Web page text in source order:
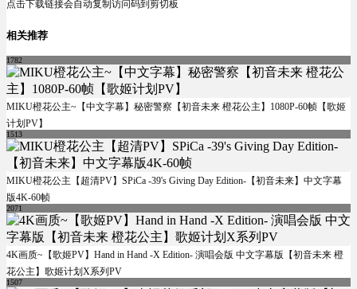
点击下载链接会自动复制访问码到剪切板
相关推荐
1782
MIKU橙花公主~【中文字幕】秘密警察【初音未来 橙花公主】1080P-60帧【歌姬
计划PV】
1513
MIKU橙花公主【超清PV】SPiCa -39's Giving Day Edition-【初音未来】中文字幕
版4K-60帧
2071
4K画质~【歌姬PV】Hand in Hand -X Edition- 演唱会版 中文字幕版【初音未来 橙
花公主】歌姬计划X系列PV
1507